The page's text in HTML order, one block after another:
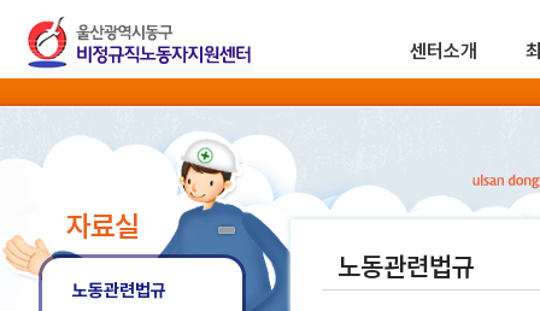
센터소개
자료실
노동관련법규
노동관련법규